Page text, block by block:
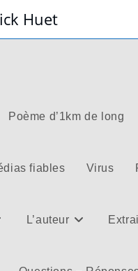
Huet
Poème d’1km de long
fiables Virus
L’auteur